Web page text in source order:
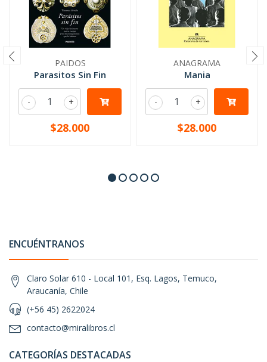
PAIDOS
Parasitos Sin Fin
+
-
$28.000
ANAGRAMA
Mania
+
-
$28.000
ENCUÉNTRANOS
Claro Solar 610 - Local 101, Esq. Lagos, Temuco,
Araucanía, Chile
(+56 45) 2622024
contacto@miralibros.cl
CATEGORÍAS DESTACADAS